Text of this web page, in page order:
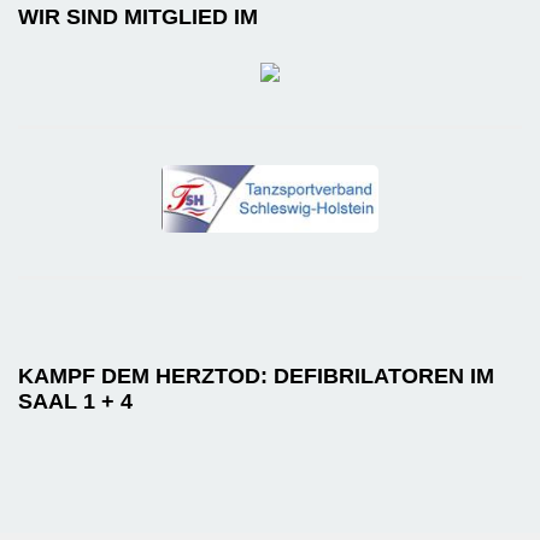
WIR SIND MITGLIED IM
KAMPF DEM HERZTOD: DEFIBRILATOREN IM
SAAL 1 + 4